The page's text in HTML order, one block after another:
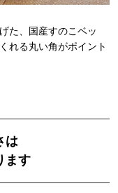
た、国産すのこベッ
れる丸い角がポイント
は
ます